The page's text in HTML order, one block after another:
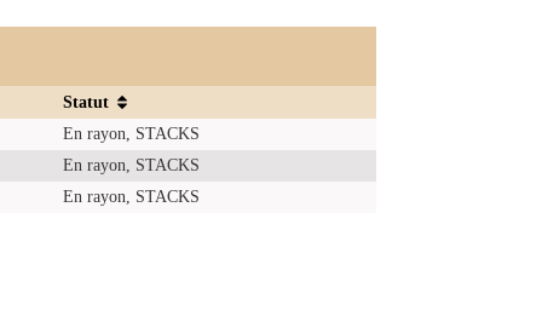
Statut
En rayon, STACKS
En rayon, STACKS
En rayon, STACKS